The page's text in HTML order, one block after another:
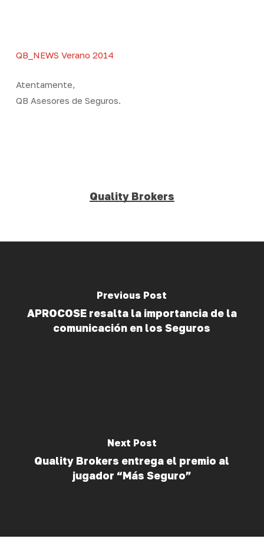
contentQB_NEWS Verano 2014
Atentamente,
QB Asesores de Seguros.
Quality Brokers
Previous Post
APROCOSE resalta la importancia de la
comunicación en los Seguros
Next Post
Quality Brokers entrega el premio al
jugador “Más Seguro”